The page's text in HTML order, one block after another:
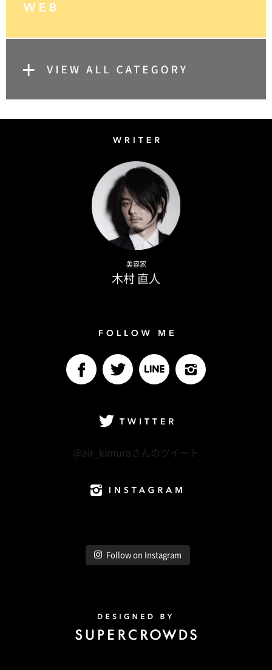
美容家
木村 直人
@air_kimuraさんのツイート
Follow on Instagram